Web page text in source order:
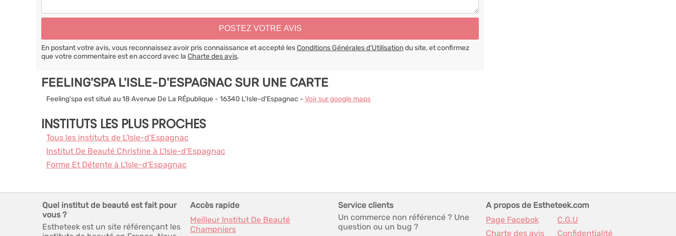
En postant votre avis, vous reconnaissez avoir pris connaissance et accepté lesConditions Générales d’Utilisationdu site, et confirmez
que votre commentaire est en accord avec la Charte des avis.
FEELING'SPA L'ISLE-D'ESPAGNAC SUR UNE CARTE
Feeling'spa est situé au 18 Avenue De La RÉpublique - 16340 L'Isle-d'Espagnac - Voir sur google maps
INSTITUTS LES PLUS PROCHES
Tous les instituts de L'Isle-d'Espagnac
Institut De Beauté Christine à L'Isle-d'Espagnac
Forme Et Détente à L'Isle-d'Espagnac
Quel institut de beauté est fait pour
vous ?
Estheteek est un site référençant les
Accès rapide
Meilleur Institut De Beauté
Champniers
Service clients
Un commerce non référencé ? Une
question ou un bug ?
A propos de Estheteek.com
Page Facebok
C.G.U
Charte des avis
Confidentialité